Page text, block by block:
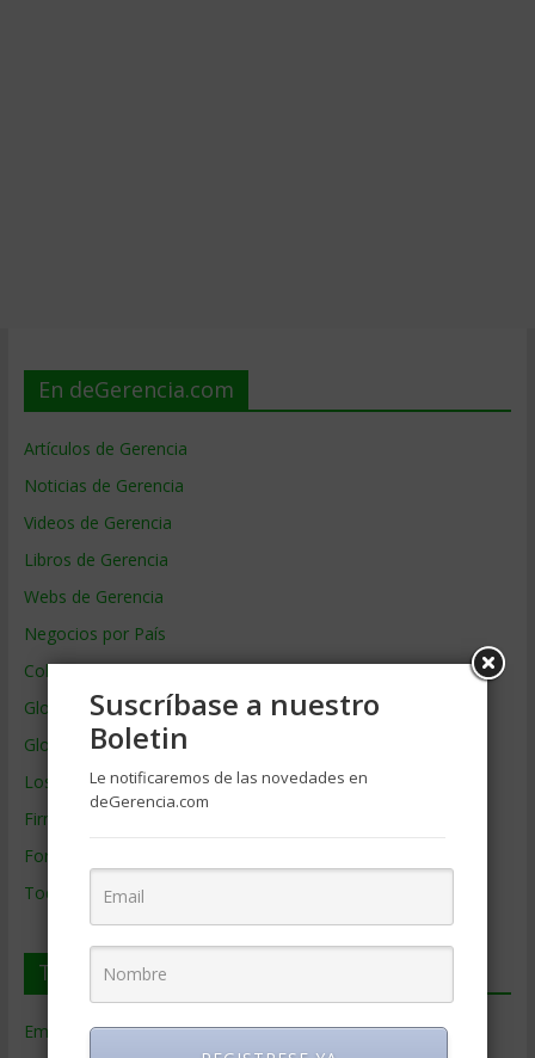
En deGerencia.com
Artículos de Gerencia
Noticias de Gerencia
Videos de Gerencia
Libros de Gerencia
Webs de Gerencia
Negocios por País
Colaboradores de Gerencia
Glosario
Glosario Inglés – Español
Los mejores MBA
Firmas de Gerencia
Formación de Gerencia
Todos los Temas
Temas de Gerencia
Empresas de Gerencia(38)
Suscríbase a nuestro
Boletin
Le notificaremos de las novedades en
deGerencia.com